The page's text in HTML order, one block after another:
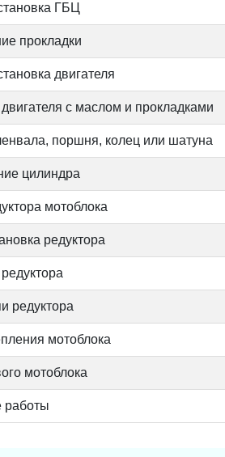
ГБЦ
прокладки
двигателя
с маслом и прокладками
поршня, колец или шатуна
цилиндра
мотоблока
редуктора
редуктора
мотоблока
мотоблока
работы